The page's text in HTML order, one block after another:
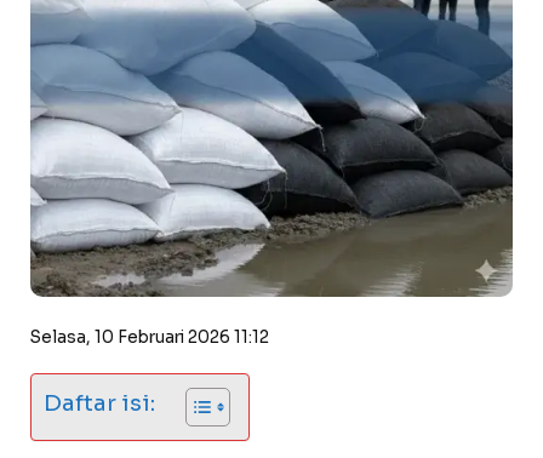
Selasa, 10 Februari 2026 11:12
Daftar isi: